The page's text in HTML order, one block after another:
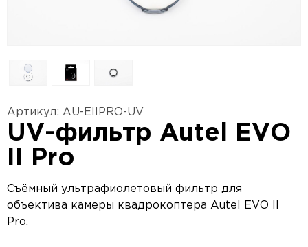
Артикул: AU-EIIPRO-UV
UV-фильтр Autel EVO
II Pro
Съёмный ультрафиолетовый фильтр для
объектива камеры квадрокоптера Autel EVO II
Pro.